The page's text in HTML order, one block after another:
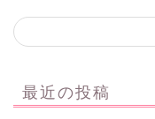
最近の投稿